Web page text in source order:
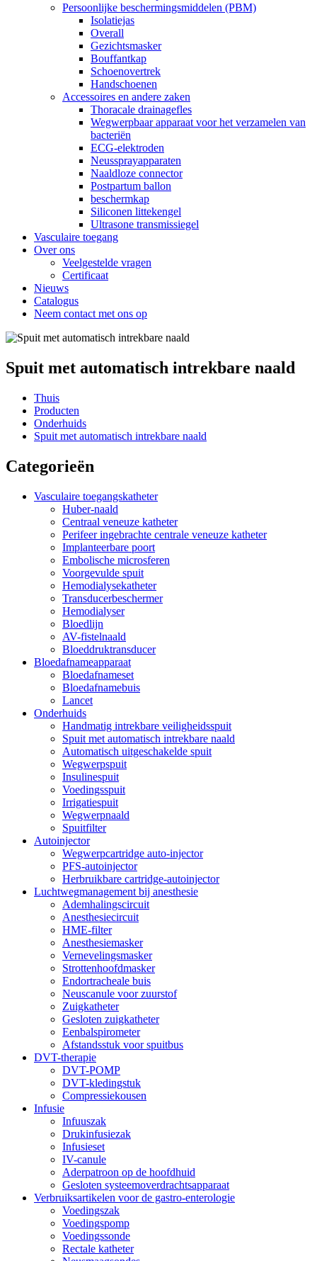
Persoonlijke beschermingsmiddelen (PBM)
Isolatiejas
Overall
Gezichtsmasker
Bouffantkap
Schoenovertrek
Handschoenen
Accessoires en andere zaken
Thoracale drainagefles
Wegwerpbaar apparaat voor het verzamelen van
bacteriën
ECG-elektroden
Neussprayapparaten
Naaldloze connector
Postpartum ballon
beschermkap
Siliconen littekengel
Ultrasone transmissiegel
Vasculaire toegang
Over ons
Veelgestelde vragen
Certificaat
Nieuws
Catalogus
Neem contact met ons op
Spuit met automatisch intrekbare naald
Thuis
Producten
Onderhuids
Spuit met automatisch intrekbare naald
Categorieën
Vasculaire toegangskatheter
Huber-naald
Centraal veneuze katheter
Perifeer ingebrachte centrale veneuze katheter
Implanteerbare poort
Embolische microsferen
Voorgevulde spuit
Hemodialysekatheter
Transducerbeschermer
Hemodialyser
Bloedlijn
AV-fistelnaald
Bloeddruktransducer
Bloedafnameapparaat
Bloedafnameset
Bloedafnamebuis
Lancet
Onderhuids
Handmatig intrekbare veiligheidsspuit
Spuit met automatisch intrekbare naald
Automatisch uitgeschakelde spuit
Wegwerpspuit
Insulinespuit
Voedingsspuit
Irrigatiespuit
Wegwerpnaald
Spuitfilter
Autoinjector
Wegwerpcartridge auto-injector
PFS-autoinjector
Herbruikbare cartridge-autoinjector
Luchtwegmanagement bij anesthesie
Ademhalingscircuit
Anesthesiecircuit
HME-filter
Anesthesiemasker
Vernevelingsmasker
Strottenhoofdmasker
Endortracheale buis
Neuscanule voor zuurstof
Zuigkatheter
Gesloten zuigkatheter
Eenbalspirometer
Afstandsstuk voor spuitbus
DVT-therapie
DVT-POMP
DVT-kledingstuk
Compressiekousen
Infusie
Infuuszak
Drukinfusiezak
Infusieset
IV-canule
Aderpatroon op de hoofdhuid
Gesloten systeemoverdrachtsapparaat
Verbruiksartikelen voor de gastro-enterologie
Voedingszak
Voedingspomp
Voedingssonde
Rectale katheter